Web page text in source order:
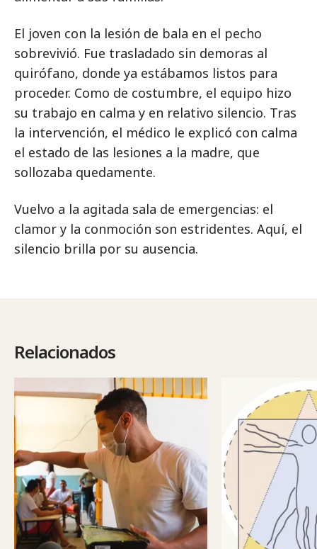
El joven con la lesión de bala en el pecho
sobrevivió. Fue trasladado sin demoras al
quirófano, donde ya estábamos listos para
proceder. Como de costumbre, el equipo hizo
su trabajo en calma y en relativo silencio. Tras
la intervención, el médico le explicó con calma
el estado de las lesiones a la madre, que
sollozaba quedamente.
Vuelvo a la agitada sala de emergencias: el
clamor y la conmoción son estridentes. Aquí, el
silencio brilla por su ausencia.
Relacionados